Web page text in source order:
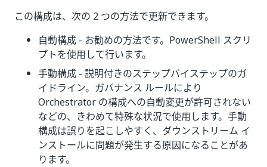
この構成は、次の 2 つの方法で更新できます。
自動構成 - お勧めの方法です。PowerShell スクリ
プトを使用して行います。
手動構成 - 説明付きのステップバイステップのガ
イドライン。ガバナンス ルールにより
Orchestrator の構成への自動変更が許可されない
などの、きわめて特殊な状況で使用します。手動
構成は誤りを起こしやすく、ダウンストリーム イ
ンストールに問題が発生する原因になることがあ
ります。